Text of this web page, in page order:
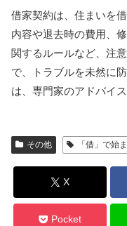
借家契約は、住まいを
内容や退去時の費用、
関するルールなど、注
で、トラブルを未然に
は、専門家のアドバイ
その他 「借」で始
X
Pocket